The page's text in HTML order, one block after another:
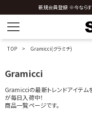
カラー展開を指定する
全色
商品表示を指定する
2分割
3分割
全国送料0
新規会員登録 ※今なら
TOP Gramicci(グラミチ)
Gramicci
Gramicciの最新トレンドアイテム
が毎日入荷中！
商品一覧ページです。